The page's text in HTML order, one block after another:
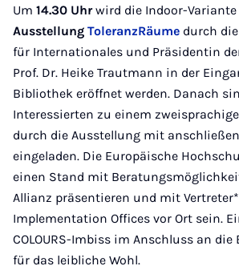
Um 14.30 Uhrwird die Indoor-Variante
Ausstellung ToleranzRäume durch
für Internationales und Präsidentin der
Prof. Dr. Heike Trautmann in der
Bibliothek eröffnet werden. Danach
Interessierten zu einem
durch die Ausstellung mit
eingeladen. Die Europäische
einen Stand mit Beratungsmöglichkeit
Allianz präsentieren und mit
Implementation Offices vor Ort sein.
COLOURS-Imbiss im Anschluss an
für das leibliche Wohl.